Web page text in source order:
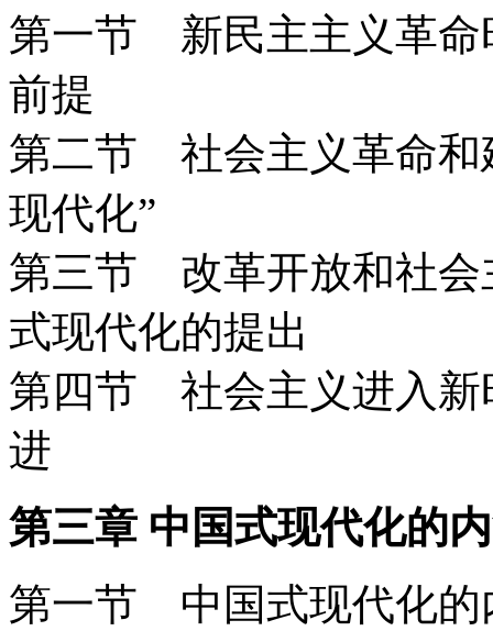
第一节 新民主主义革命
前提
第二节 社会主义革命和
现代化”
第三节 改革开放和社会
式现代化的提出
第四节 社会主义进入新
进
第三章 中国式现代化的
第一节 中国式现代化